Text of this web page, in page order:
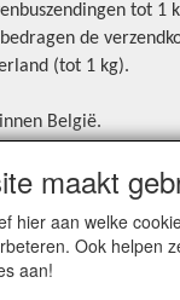
tot 1
de
(tot 1 kg).
België.
verzending,
onder
maakt
hier aan welke
Ook helpen
aan!